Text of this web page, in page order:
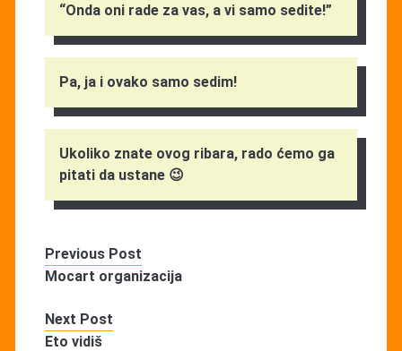
“Onda oni rade za vas, a vi samo sedite!”
Pa, ja i ovako samo sedim!
Ukoliko znate ovog ribara, rado ćemo ga
pitati da ustane 😉
Previous Post
Mocart organizacija
Next Post
Eto vidiš